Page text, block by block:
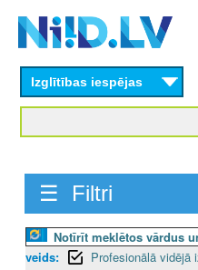
content
Izglītības iespējas
☰ Filtri
Notīrīt meklētos vārdus
veids:
Profesionālā